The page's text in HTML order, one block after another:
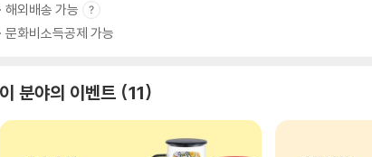
해외배송 가능
문화비소득공제 가능
이 분야의 이벤트 11